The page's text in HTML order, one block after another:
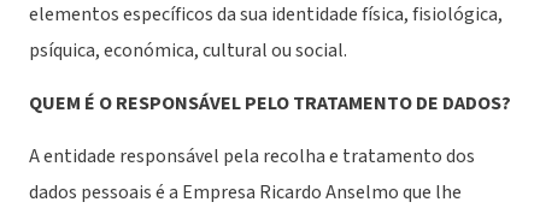
elementos específicos da sua identidade física, fisiológica,
psíquica, económica, cultural ou social.
QUEM É O RESPONSÁVEL PELO TRATAMENTO DE DADOS?
A entidade responsável pela recolha e tratamento dos
dados pessoais é a Empresa Ricardo Anselmo que lhe